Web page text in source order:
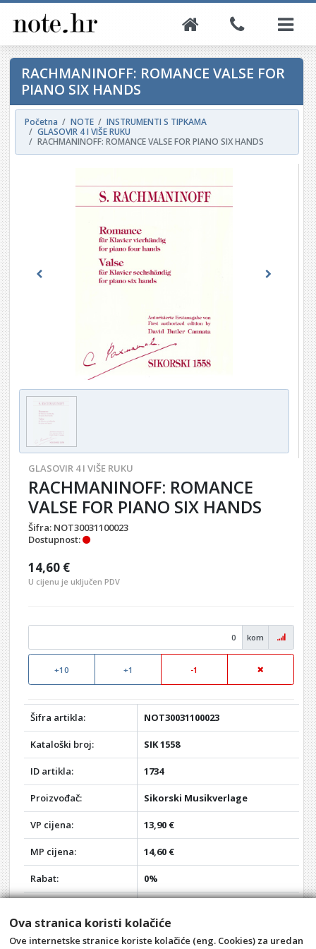
RACHMANINOFF: ROMANCE VALSE FOR
PIANO SIX HANDS
Početna NOTE
INSTRUMENTI S TIPKAMA
GLASOVIR 4 I VIŠE RUKU
RACHMANINOFF: ROMANCE VALSE FOR PIANO SIX HANDS
Previous Next
GLASOVIR 4 I VIŠE RUKU
RACHMANINOFF: ROMANCE
VALSE FOR PIANO SIX HANDS
Šifra: NOT30031100023
Dostupnost:
14,60 €
U cijenu je uključen PDV
kom
+10 +1 -1
Šifra artikla: NOT30031100023
Kataloški broj: SIK 1558
ID artikla: 1734
Proizvođač: Sikorski Musikverlage
VP cijena: 13,90 €
MP cijena: 14,60 €
Rabat: 0%
14,60 €
Ova stranica koristi kolačiće
Ove internetske stranice koriste kolačiće (eng. Cookies) za uredan